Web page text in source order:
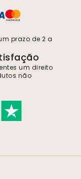
prazo de 2 a
um direito
não